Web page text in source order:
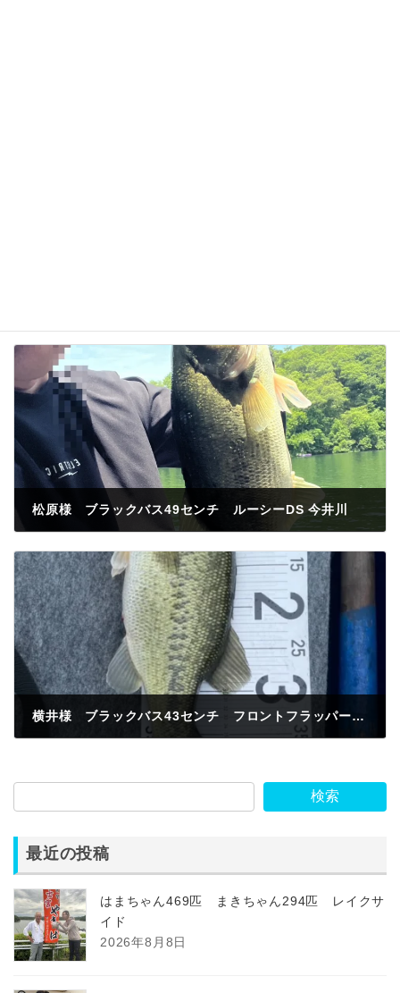
松原様 ブラックバス49センチ ルーシーDS 今井川
横井様 ブラックバス43センチ フロントフラッパーカーリーフリーリグ 今井川河口
検索
最近の投稿
はまちゃん469匹 まきちゃん294匹 レイクサ
イド
2026年8月8日